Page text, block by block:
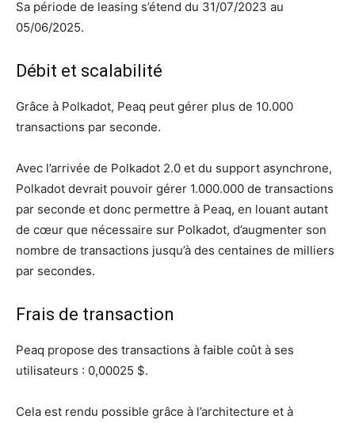
Sa période de leasing s’étend du 31/07/2023 au
05/06/2025.
Débit et scalabilité
Grâce à Polkadot, Peaq peut gérer plus de 10.000
transactions par seconde.
Avec l’arrivée de Polkadot 2.0 et du support asynchrone,
Polkadot devrait pouvoir gérer 1.000.000 de transactions
par seconde et donc permettre à Peaq, en louant autant
de cœur que nécessaire sur Polkadot, d’augmenter son
nombre de transactions jusqu’à des centaines de milliers
par secondes.
Frais de transaction
Peaq propose des transactions à faible coût à ses
utilisateurs : 0,00025 $.
Cela est rendu possible grâce à l’architecture et à